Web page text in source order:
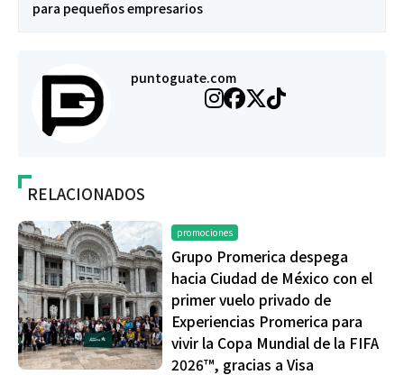
para pequeños empresarios
puntoguate.com
RELACIONADOS
promociones
Grupo Promerica despega
hacia Ciudad de México con el
primer vuelo privado de
Experiencias Promerica para
vivir la Copa Mundial de la FIFA
2026™, gracias a Visa